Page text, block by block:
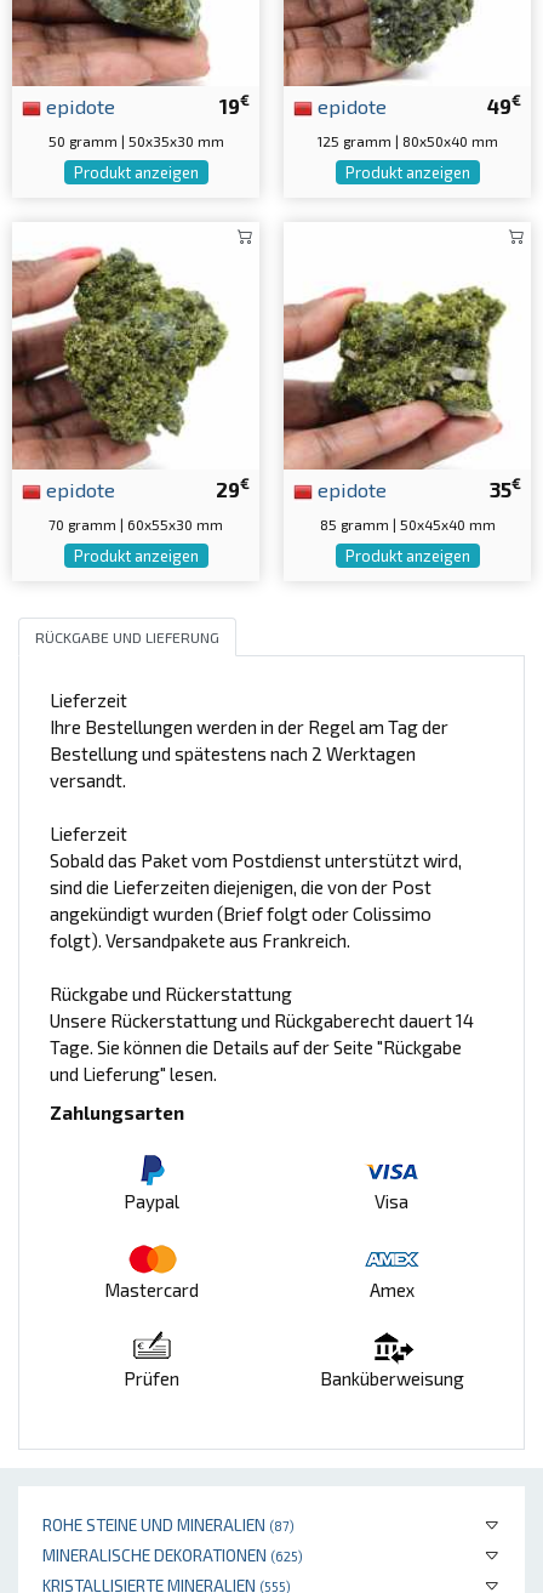
ROHE STEINE UND MINERALIEN (87)
MINERALISCHE DEKORATIONEN (625)
KRISTALLISIERTE MINERALIEN (555)
19€
epidote
50 gramm | 50x35x30 mm
Produkt anzeigen
49€
epidote
125 gramm | 80x50x40 mm
Produkt anzeigen
29€
epidote
70 gramm | 60x55x30 mm
Produkt anzeigen
35€
epidote
85 gramm | 50x45x40 mm
Produkt anzeigen
RÜCKGABE UND LIEFERUNG
Lieferzeit
Ihre Bestellungen werden in der Regel am Tag der
Bestellung und spätestens nach 2 Werktagen
versandt.
Lieferzeit
Sobald das Paket vom Postdienst unterstützt wird,
sind die Lieferzeiten diejenigen, die von der Post
angekündigt wurden (Brief folgt oder Colissimo
folgt). Versandpakete aus Frankreich.
Rückgabe und Rückerstattung
Unsere Rückerstattung und Rückgaberecht dauert 14
Tage. Sie können die Details auf der Seite "Rückgabe
und Lieferung" lesen.
Zahlungsarten
Paypal Visa
Mastercard Amex
Prüfen Banküberweisung